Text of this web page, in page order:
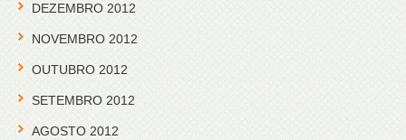
DEZEMBRO 2012
NOVEMBRO 2012
OUTUBRO 2012
SETEMBRO 2012
AGOSTO 2012